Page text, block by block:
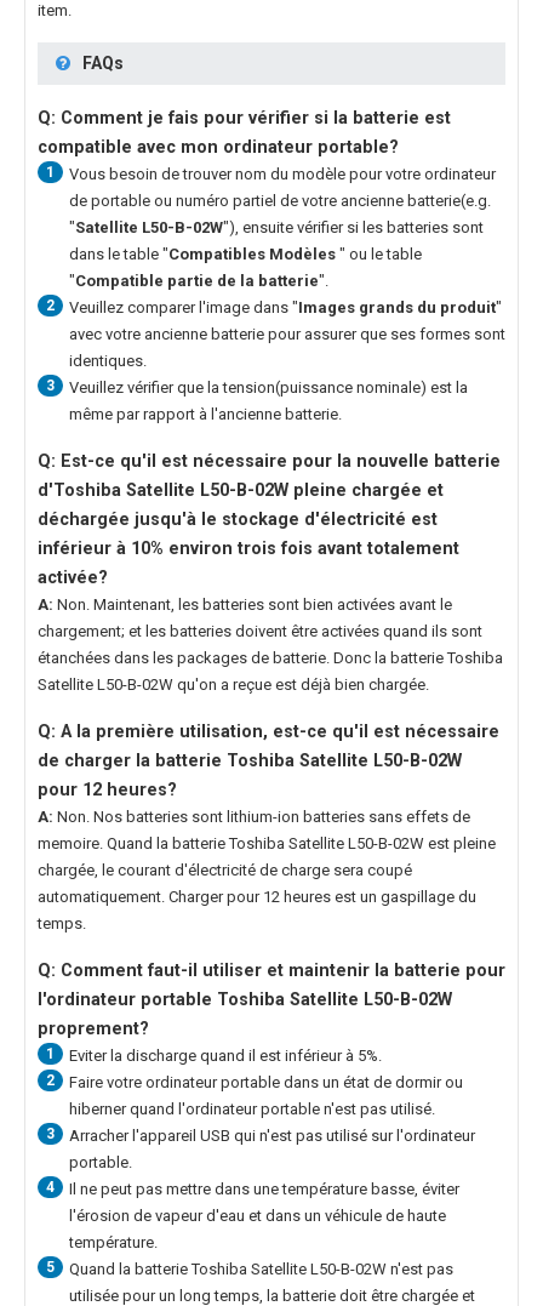
item.
FAQs
Q: Comment je fais pour vérifier si la batterie est
compatible avec mon ordinateur portable?
1
Vous besoin de trouver nom du modèle pour votre ordinateur
de portable ou numéro partiel de votre ancienne batterie(e.g.
"Satellite L50-B-02W"), ensuite vérifier si les batteries sont
dans le table "Compatibles Modèles " ou le table
"Compatible partie de la batterie".
2 Veuillez comparer l'image dans "Images grands du produit"
avec votre ancienne batterie pour assurer que ses formes sont
identiques.
3
Veuillez vérifier que la tension(puissance nominale) est la
même par rapport à l'ancienne batterie.
Q: Est-ce qu'il est nécessaire pour la nouvelle batterie
d'Toshiba Satellite L50-B-02W pleine chargée et
déchargée jusqu'à le stockage d'électricité est
inférieur à 10% environ trois fois avant totalement
activée?
A: Non. Maintenant, les batteries sont bien activées avant le
chargement; et les batteries doivent être activées quand ils sont
étanchées dans les packages de batterie. Donc la batterie Toshiba
Satellite L50-B-02W qu'on a reçue est déjà bien chargée.
Q: A la première utilisation, est-ce qu'il est nécessaire
de charger la batterie Toshiba Satellite L50-B-02W
pour 12 heures?
A: Non. Nos batteries sont lithium-ion batteries sans effets de
memoire. Quand la batterie Toshiba Satellite L50-B-02W est pleine
chargée, le courant d'électricité de charge sera coupé
automatiquement. Charger pour 12 heures est un gaspillage du
temps.
Q: Comment faut-il utiliser et maintenir la batterie pour
l'ordinateur portable Toshiba Satellite L50-B-02W
proprement?
1 Eviter la discharge quand il est inférieur à 5%.
2
Faire votre ordinateur portable dans un état de dormir ou
hiberner quand l'ordinateur portable n'est pas utilisé.
3
Arracher l'appareil USB qui n'est pas utilisé sur l'ordinateur
portable.
4
Il ne peut pas mettre dans une température basse, éviter
l'érosion de vapeur d'eau et dans un véhicule de haute
température.
5 Quand la batterie Toshiba Satellite L50-B-02W n'est pas
utilisée pour un long temps, la batterie doit être chargée et